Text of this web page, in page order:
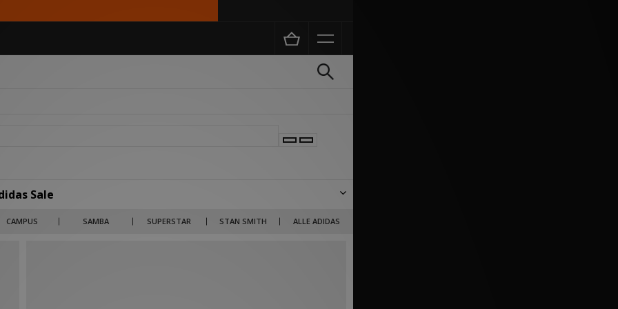
Sale
CAMPUS SAMBA SUPERSTAR STAN SMITH ALLE ADIDAS
assortiment aan goedkope en betaalbare adi producten van sneakers, slippers, hoodies,
Superstar en meer. Scoor je complete adi look voor een spotprijs hieronder!